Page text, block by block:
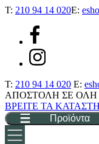
T: 210 94 14 020E:
T: 210 94 14 020 E:
ΑΠΟΣΤΟΛΗ ΣΕ ΟΛΗ
ΒΡΕΙΤΕ ΤΑ
Προϊόντα